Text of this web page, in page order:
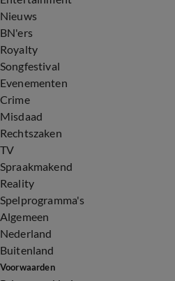
Nieuws
BN'ers
Royalty
Songfestival
Evenementen
Crime
Misdaad
Rechtszaken
TV
Spraakmakend
Reality
Spelprogramma's
Algemeen
Nederland
Buitenland
Voorwaarden